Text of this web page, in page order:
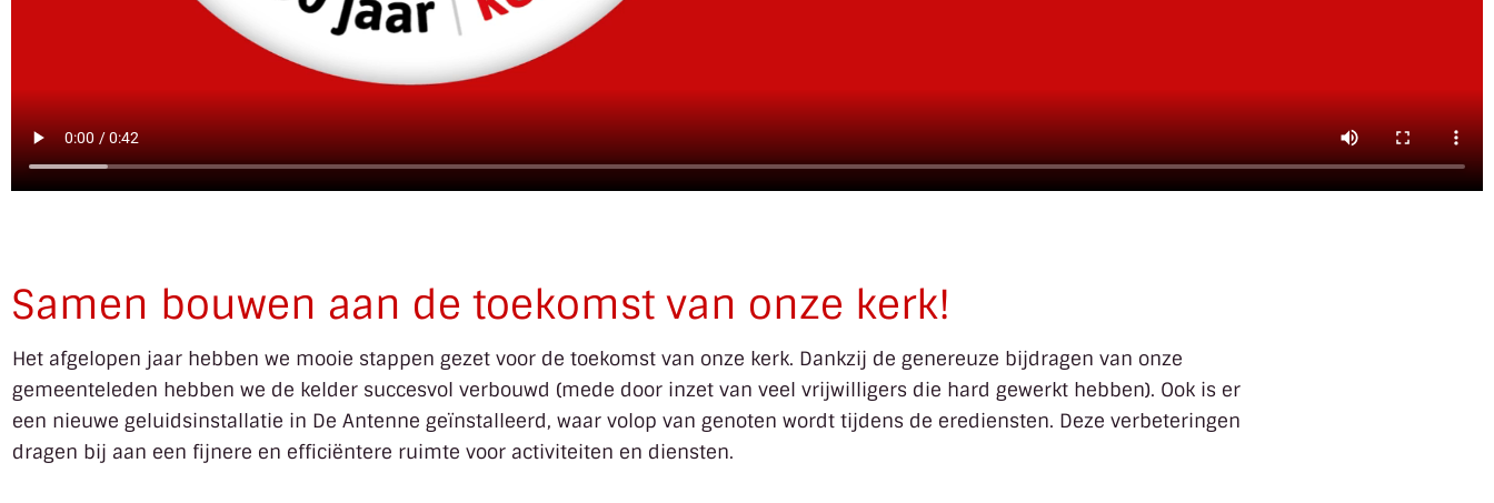
Samen bouwen aan de toekomst van onze kerk!
Het afgelopen jaar hebben we mooie stappen gezet voor de toekomst van onze kerk. Dankzij de genereuze bijdragen van onze
gemeenteleden hebben we de kelder succesvol verbouwd (mede door inzet van veel vrijwilligers die hard gewerkt hebben). Ook is er
een nieuwe geluidsinstallatie in De Antenne geïnstalleerd, waar volop van genoten wordt tijdens de erediensten. Deze verbeteringen
dragen bij aan een fijnere en efficiëntere ruimte voor activiteiten en diensten.